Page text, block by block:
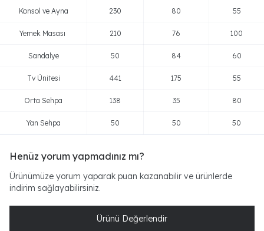
Konsol ve Ayna 230 80 55
Yemek Masası 210 76 100
Sandalye 50 84 60
Tv Ünitesi 441 175 55
Orta Sehpa 138 35 80
Yan Sehpa 50 50 50
Henüz yorum yapmadınız mı?
Ürünümüze yorum yaparak puan kazanabilir ve ürünlerde
indirim sağlayabilirsiniz.
Ürünü Değerlendir